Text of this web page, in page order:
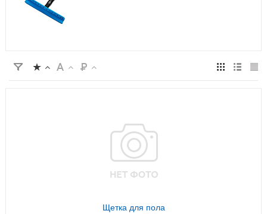
Щетка для пола